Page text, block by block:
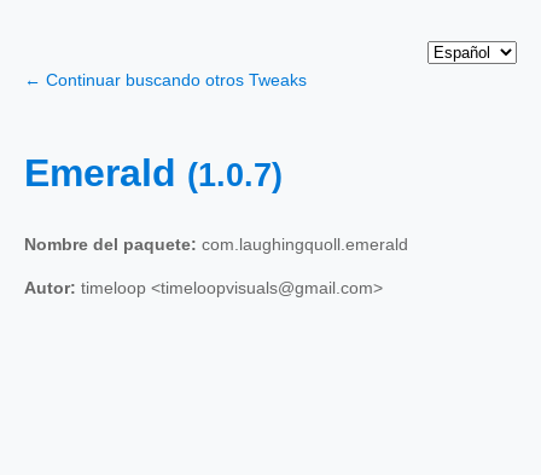
← Continuar buscando otros Tweaks
Emerald (1.0.7)
Nombre del paquete: com.laughingquoll.emerald
Autor: timeloop <timeloopvisuals@gmail.com>